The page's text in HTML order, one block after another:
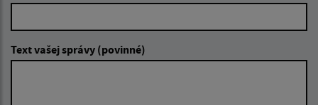
Text vašej správy (povinné)